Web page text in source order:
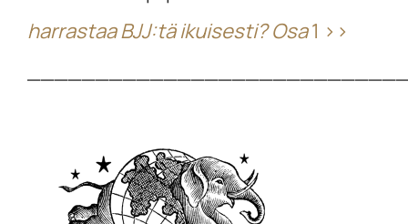
harrastaa BJJ:tä ikuisesti? Osa1 >>